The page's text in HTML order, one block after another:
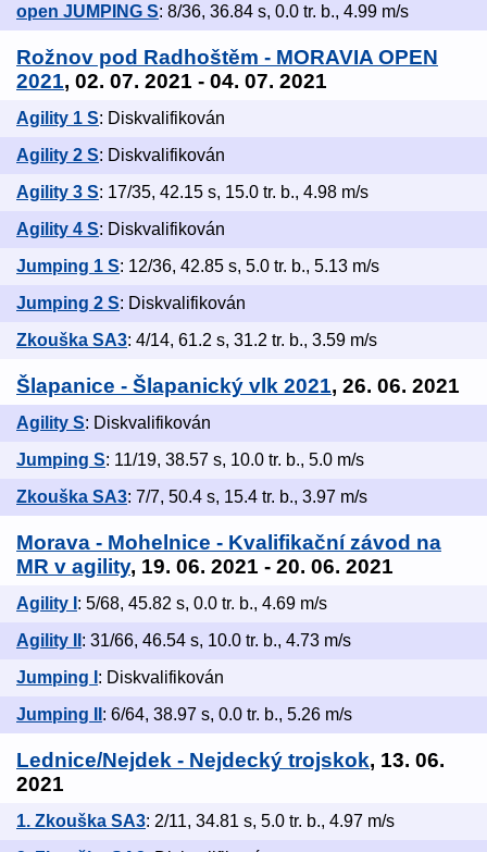
open JUMPING S: 8/36, 36.84 s, 0.0 tr. b., 4.99 m/s
Rožnov pod Radhoštěm - MORAVIA OPEN
2021, 02. 07. 2021 - 04. 07. 2021
Agility 1 S: Diskvalifikován
Agility 2 S: Diskvalifikován
Agility 3 S: 17/35, 42.15 s, 15.0 tr. b., 4.98 m/s
Agility 4 S: Diskvalifikován
Jumping 1 S: 12/36, 42.85 s, 5.0 tr. b., 5.13 m/s
Jumping 2 S: Diskvalifikován
Zkouška SA3: 4/14, 61.2 s, 31.2 tr. b., 3.59 m/s
Šlapanice - Šlapanický vlk 2021, 26. 06. 2021
Agility S: Diskvalifikován
Jumping S: 11/19, 38.57 s, 10.0 tr. b., 5.0 m/s
Zkouška SA3: 7/7, 50.4 s, 15.4 tr. b., 3.97 m/s
Morava - Mohelnice - Kvalifikační závod na
MR v agility, 19. 06. 2021 - 20. 06. 2021
Agility I : 5/68, 45.82 s, 0.0 tr. b., 4.69 m/s
Agility II : 31/66, 46.54 s, 10.0 tr. b., 4.73 m/s
Jumping I : Diskvalifikován
Jumping II : 6/64, 38.97 s, 0.0 tr. b., 5.26 m/s
Lednice/Nejdek - Nejdecký trojskok, 13. 06.
2021
1. Zkouška SA3: 2/11, 34.81 s, 5.0 tr. b., 4.97 m/s